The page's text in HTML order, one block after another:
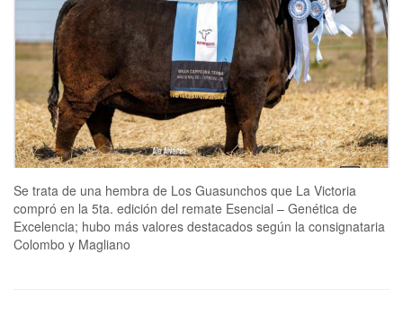
Se trata de una hembra de Los Guasunchos que La Victoria
compró en la 5ta. edición del remate Esencial – Genética de
Excelencia; hubo más valores destacados según la consignataria
Colombo y Magliano